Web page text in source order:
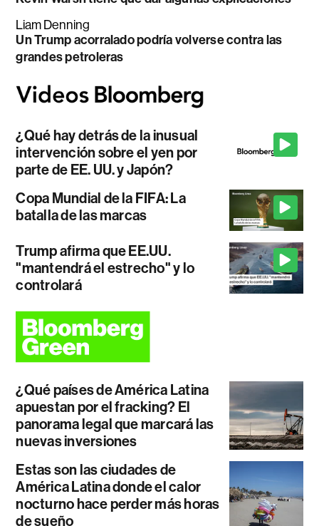
Liam Denning
Un Trump acorralado podría volverse contra las
grandes petroleras
¿Qué hay detrás de la inusual
intervención sobre el yen por
parte de EE. UU. y Japón?
Copa Mundial de la FIFA: La
batalla de las marcas
Trump afirma que EE.UU.
"mantendrá el estrecho" y lo
controlará
¿Qué países de América Latina
apuestan por el fracking? El
panorama legal que marcará las
nuevas inversiones
Estas son las ciudades de
América Latina donde el calor
nocturno hace perder más horas
de sueño